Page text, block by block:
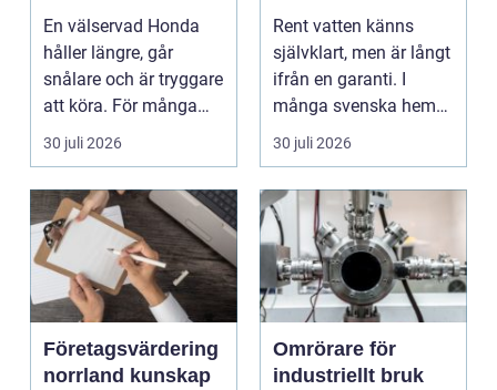
för din bil
En välservad Honda
håller längre, går
snålare och är tryggare
att köra. För många
bilägare i Värmlan...
30 juli 2026
vardagen
Rent vatten känns
självklart, men är långt
ifrån en garanti. I
många svenska hem
innehåller kranvatt...
30 juli 2026
Företagsvärdering
norrland kunskap
Omrörare för
industriellt bruk